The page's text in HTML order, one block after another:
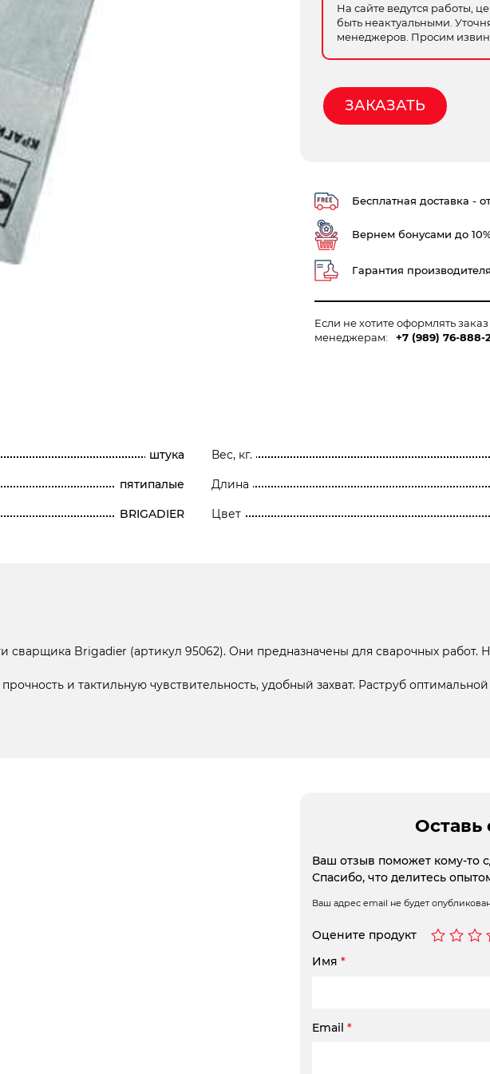
На сайте ведутся работы,
быть неактуальными.
менеджеров. Просим
ЗАКАЗАТЬ
Бесплатная доставка -
Вернем бонусами до
Гарантия
Если не хотите оформлять
менеджерам:
+7 (989) 76-888-
штука
пятипалые
BRIGADIER
Вес, кг.
Длина
Цвет
сварщика Brigadier (артикул 95062). Они предназначены для сварочных
и тактильную чувствительность, удобный захват. Раструб
Оставь
Ваш отзыв поможет кому-то
Спасибо, что делитесь
Ваш адрес email не будет
Оцените продукт
Имя *
Email *